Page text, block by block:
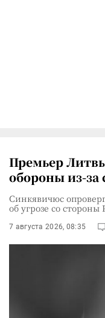
Премьер
обороны из-за
Синкявичюс
об угрозе со стороны
7 августа 2026, 08:35